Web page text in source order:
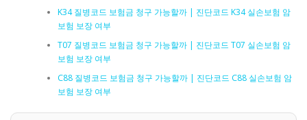
K34 질병코드 보험금 청구 가능할까 | 진단코드 K34 실손보험 암
보험 보장 여부
T07 질병코드 보험금 청구 가능할까 | 진단코드 T07 실손보험 암
보험 보장 여부
C88 질병코드 보험금 청구 가능할까 | 진단코드 C88 실손보험 암
보험 보장 여부